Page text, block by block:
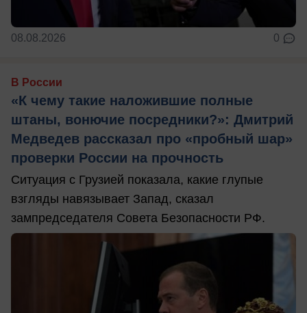
08.08.2026 0
В России
«К чему такие наложившие полные
штаны, вонючие посредники?»: Дмитрий
Медведев рассказал про «пробный шар»
проверки России на прочность
Ситуация с Грузией показала, какие глупые
взгляды навязывает Запад, сказал
зампредседателя Совета Безопасности РФ.